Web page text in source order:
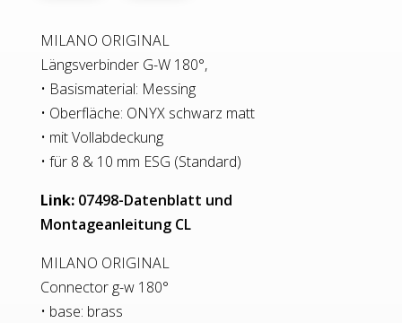
MILANO ORIGINAL
Längsverbinder G-W 180°,
• Basismaterial: Messing
• Oberfläche: ONYX schwarz matt
• mit Vollabdeckung
• für 8 & 10 mm ESG (Standard)
Link: 07498-Datenblatt und
Montageanleitung CL
MILANO ORIGINAL
Connector g-w 180°
• base: brass